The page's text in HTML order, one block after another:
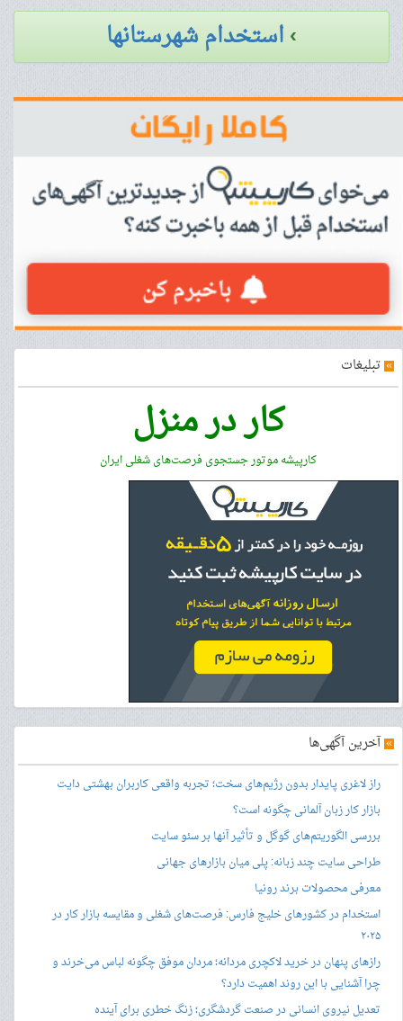
›استخدام شهرستانها
» تبلیغات
کار در منزل
کارپیشه موتور جستجوی فرصت‌های شغلی ایران
»آخرین آگهی‌ها
راز لاغری پایدار بدون رژیم‌های سخت؛ تجربه واقعی کاربران بهشتی دایت
بازار کار زبان آلمانی چگونه است؟
بررسی الگوریتم‌های گوگل و تأثیر آنها بر سئو سایت
طراحی سایت چند زبانه: پلی میان بازارهای جهانی
معرفی محصولات برند رونیا
استخدام در کشورهای خلیج فارس: فرصت‌های شغلی و مقایسه بازار کار در
۲۰۲۵
رازهای پنهان در خرید لاکچری مردانه؛ مردان موفق چگونه لباس می‌خرند و
چرا آشنایی با این روند اهمیت دارد؟
تعدیل نیروی انسانی در صنعت گردشگری؛ زنگ خطری برای آینده